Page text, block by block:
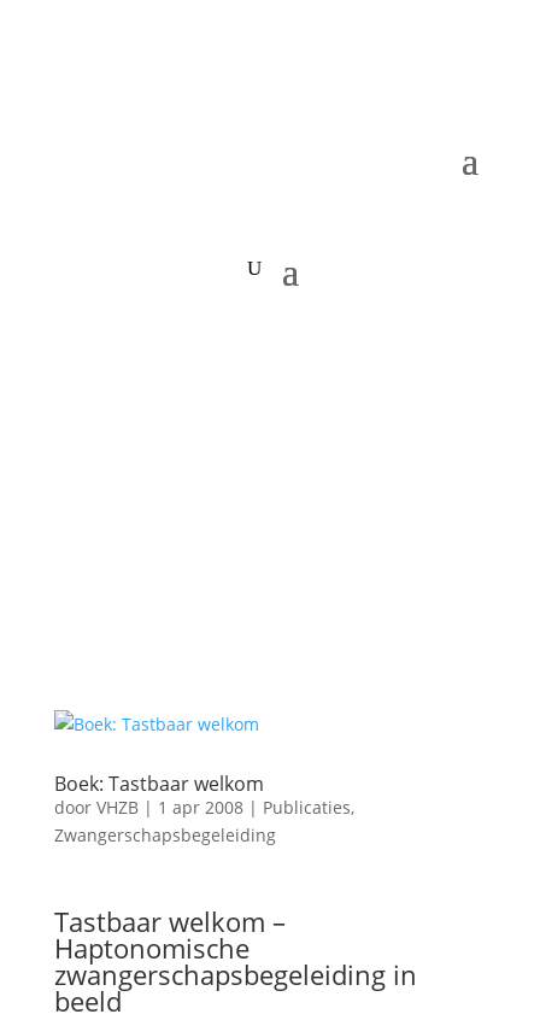
Boek: Tastbaar welkom
door VHZB| 1 apr 2008| Publicaties,
Zwangerschapsbegeleiding
Tastbaar welkom –
Haptonomische
zwangerschapsbegeleiding in
beeld